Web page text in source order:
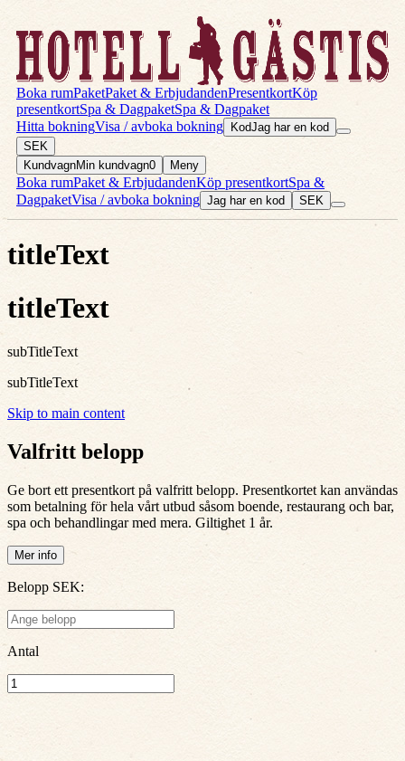
Boka rumPaketPaket & ErbjudandenPresentkortKöp
presentkortSpa & DagpaketSpa & Dagpaket
Hitta bokningVisa / avboka bokning KodJag har en kod
SEK
KundvagnMin kundvagn0 Meny
Boka rumPaket & ErbjudandenKöp presentkortSpa &
DagpaketVisa / avboka bokning Jag har en kod SEK
titleText
titleText
subTitleText
subTitleText
Skip to main content
Valfritt belopp
Ge bort ett presentkort på valfritt belopp. Presentkortet kan användas
som betalning för hela vårt utbud såsom boende, restaurang och bar,
spa och behandlingar med mera. Giltighet 1 år.
Mer info
Belopp SEK:
Antal